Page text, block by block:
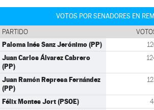
VOTOS POR SENADORES EN
PARTIDO
Paloma Inés Sanz Jerónimo (PP)
Juan Carlos Álvarez Cabrero
(PP)
Juan Ramón Represa Fernández
(PP)
Félix Montes Jort (PSOE)